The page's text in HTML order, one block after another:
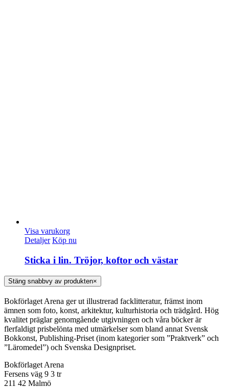
Visa varukorg
Detaljer Köp nu
Sticka i lin. Tröjor, koftor och västar
Stäng snabbvy av produkten×
Bokförlaget Arena ger ut illustrerad facklitteratur, främst inom
ämnen som foto, konst, arkitektur, kulturhistoria och trädgård. Hög
kvalitet präglar genomgående utgivningen och våra böcker är
flerfaldigt prisbelönta med utmärkelser som bland annat Svensk
Bokkonst, Publishing-Priset (inom kategorier som ”Praktverk” och
”Läromedel”) och Svenska Designpriset.
Bokförlaget Arena
Fersens väg 9 3 tr
211 42 Malmö